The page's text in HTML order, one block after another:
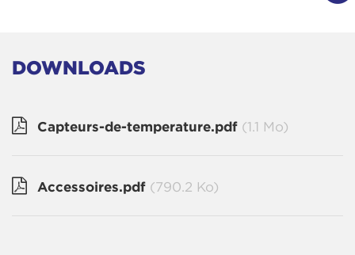
DOWNLOADS
Capteurs-de-temperature.pdf (1.1 Mo)
Accessoires.pdf (790.2 Ko)